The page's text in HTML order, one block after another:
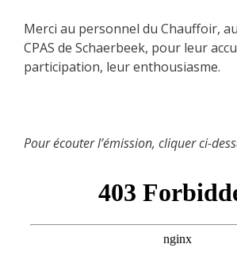
Merci au personnel du Chauffoir,
CPAS de Schaerbeek, pour leur
participation, leur enthousiasme.
Pour écouter l’émission, cliquer ci-